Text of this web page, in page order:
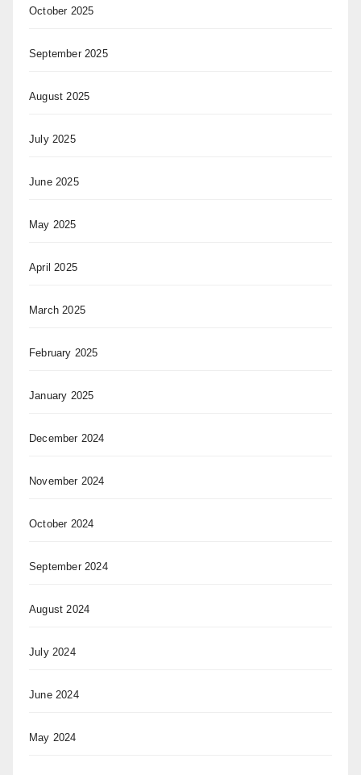
October 2025
September 2025
August 2025
July 2025
June 2025
May 2025
April 2025
March 2025
February 2025
January 2025
December 2024
November 2024
October 2024
September 2024
August 2024
July 2024
June 2024
May 2024